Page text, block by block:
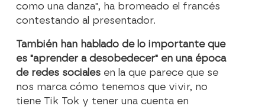
como una danza", ha bromeado el francés
contestando al presentador.
También han hablado de lo importante que
es "aprender a desobedecer" en una época
de redes sociales en la que parece que se
nos marca cómo tenemos que vivir, no
tiene Tik Tok y tener una cuenta en